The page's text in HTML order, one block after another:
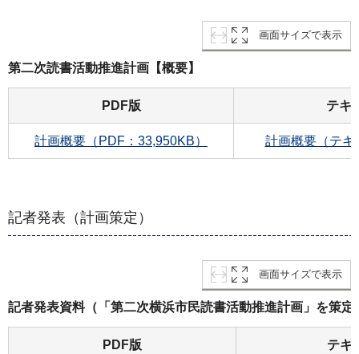
画面サイズで表示
第二次読書活動推進計画【概要】
PDF版 テキ
計画概要（PDF：33,950KB） 計画概要（テ
記者発表（計画策定）
画面サイズで表示
記者発表資料（「第二次横浜市民読書活動推進計画」を策定
PDF版 テキ